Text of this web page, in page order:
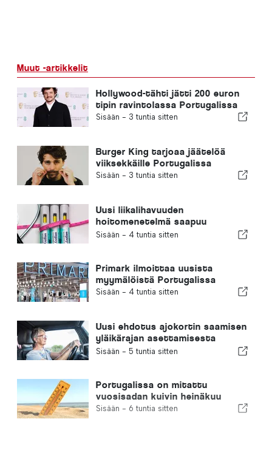
Muut -artikkelit
Hollywood-tähti jätti 200 euron
tipin ravintolassa Portugalissa
Sisään - 3 tuntia sitten
Burger King tarjoaa jäätelöä
viiksekkäille Portugalissa
Sisään - 3 tuntia sitten
Uusi liikalihavuuden
hoitomenetelmä saapuu
Portugaliin
Sisään - 4 tuntia sitten
Primark ilmoittaa uusista
myymälöistä Portugalissa
Sisään - 4 tuntia sitten
Uusi ehdotus ajokortin saamisen
yläikärajan asettamisesta
Portugalissa
Sisään - 5 tuntia sitten
Portugalissa on mitattu
vuosisadan kuivin heinäkuu
Sisään - 6 tuntia sitten